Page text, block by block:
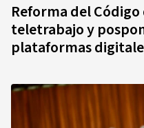
Reforma del
teletrabajo y
plataformas